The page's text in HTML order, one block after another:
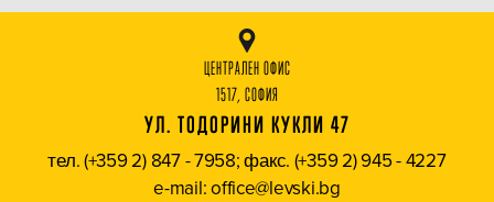
ЦЕНТРАЛЕН ОФИС
1517, СОФИЯ
УЛ. ТОДОРИНИ КУКЛИ 47
тел. (+359 2) 847 - 7958; факс. (+359 2) 945 - 4227
e-mail: office@levski.bg